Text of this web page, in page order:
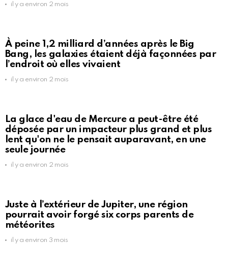
il y a environ 2 mois
À peine 1,2 milliard d’années après le Big
Bang, les galaxies étaient déjà façonnées par
l’endroit où elles vivaient
il y a environ 2 mois
La glace d'eau de Mercure a peut-être été
déposée par un impacteur plus grand et plus
lent qu'on ne le pensait auparavant, en une
seule journée
il y a environ 2 mois
Juste à l’extérieur de Jupiter, une région
pourrait avoir forgé six corps parents de
météorites
il y a environ 3 mois